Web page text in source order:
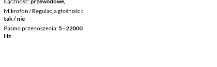
Mikrofon / Regulacja głośności
tak / nie
Pasmo przenoszenia 5 - 22000
Hz